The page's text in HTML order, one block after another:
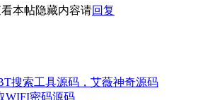
本帖隐藏内容请回复
搜索工具源码，艾薇神奇源码
WIFI密码源码